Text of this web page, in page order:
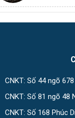
CNKT: Số 44 ngõ
CNKT: Số 81 ngõ 48
CNKT: Số 168 Phúc